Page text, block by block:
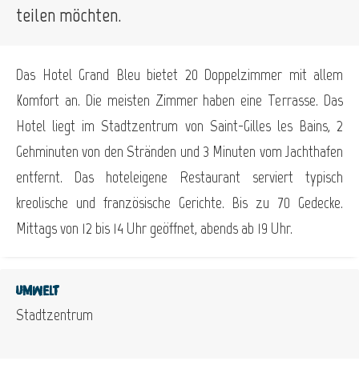
teilen möchten.
Das Hotel Grand Bleu bietet 20 Doppelzimmer mit allem
Komfort an. Die meisten Zimmer haben eine Terrasse. Das
Hotel liegt im Stadtzentrum von Saint-Gilles les Bains, 2
Gehminuten von den Stränden und 3 Minuten vom Jachthafen
entfernt. Das hoteleigene Restaurant serviert typisch
kreolische und französische Gerichte. Bis zu 70 Gedecke.
Mittags von 12 bis 14 Uhr geöffnet, abends ab 19 Uhr.
Umwelt
Stadtzentrum